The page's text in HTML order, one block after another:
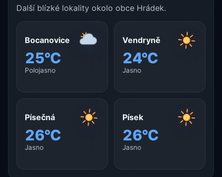
Další blízké lokality okolo obce Hrádek.
Bocanovice
25°C
Polojasno
Vendryně
24°C
Jasno
Písečná
26°C
Jasno
Písek
26°C
Jasno